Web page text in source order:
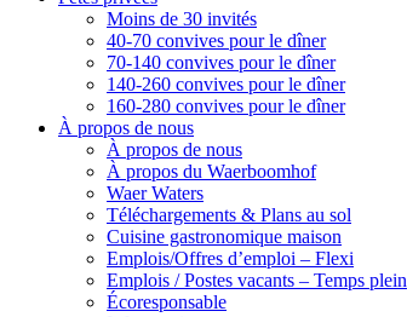
Moins de 30 invités
40-70 convives pour le dîner
70-140 convives pour le dîner
140-260 convives pour le dîner
160-280 convives pour le dîner
À propos de nous
À propos de nous
À propos du Waerboomhof
Waer Waters
Téléchargements & Plans au sol
Cuisine gastronomique maison
Emplois/Offres d’emploi – Flexi
Emplois / Postes vacants – Temps plein
Écoresponsable